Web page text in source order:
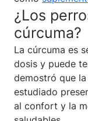
¿Los
cúrcuma?
La cúrcuma es
dosis y puede
demostró que
estudiado
al confort y la